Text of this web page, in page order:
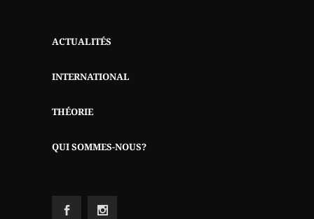
ACTUALITÉS
INTERNATIONAL
THÉORIE
QUI SOMMES-NOUS?